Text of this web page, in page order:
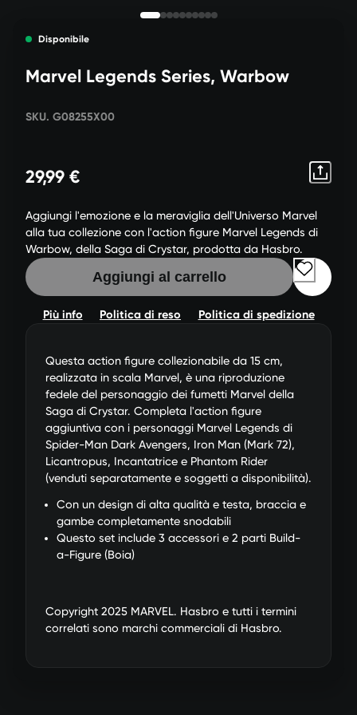
Disponibile
Marvel Legends Series, Warbow
SKU. G08255X00
29,99 €
Aggiungi l'emozione e la meraviglia dell'Universo Marvel
alla tua collezione con l'action figure Marvel Legends di
Warbow, della Saga di Crystar, prodotta da Hasbro.
Aggiungi al carrello
Più info Politica di reso Politica di spedizione
Questa action figure collezionabile da 15 cm,
realizzata in scala Marvel, è una riproduzione
fedele del personaggio dei fumetti Marvel della
Saga di Crystar. Completa l'action figure
aggiuntiva con i personaggi Marvel Legends di
Spider-Man Dark Avengers, Iron Man (Mark 72),
Licantropus, Incantatrice e Phantom Rider
(venduti separatamente e soggetti a disponibilità).
Con un design di alta qualità e testa, braccia e
gambe completamente snodabili
Questo set include 3 accessori e 2 parti Build-
a-Figure (Boia)
Copyright 2025 MARVEL. Hasbro e tutti i termini
correlati sono marchi commerciali di Hasbro.